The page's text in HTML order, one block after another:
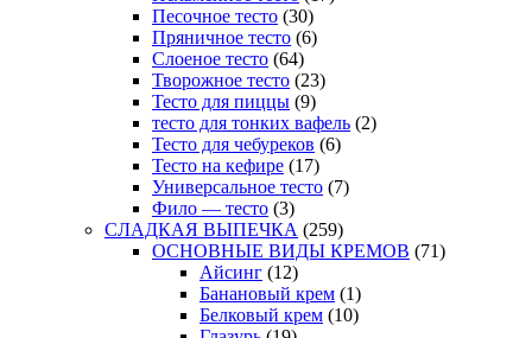
Песочное тесто (30)
Пряничное тесто (6)
Слоеное тесто (64)
Творожное тесто (23)
Тесто для пиццы (9)
тесто для тонких вафель (2)
Тесто для чебуреков (6)
Тесто на кефире (17)
Универсальное тесто (7)
Фило — тесто (3)
СЛАДКАЯ ВЫПЕЧКА (259)
ОСНОВНЫЕ ВИДЫ КРЕМОВ (71)
Айсинг (12)
Банановый крем (1)
Белковый крем (10)